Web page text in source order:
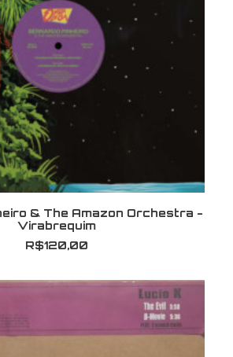
LER MAIS
& The Amazon Orchestra -
Virabrequim
R$120,00